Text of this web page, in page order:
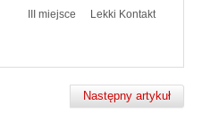
III miejsce Lekki Kontakt
Następny artykuł